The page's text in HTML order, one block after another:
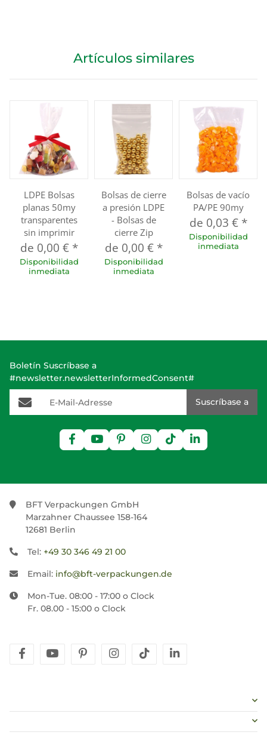
Artículos similares
LDPE Bolsas
planas 50my
transparentes
sin imprimir
de 0,00 € *
Disponibilidad
inmediata
Bolsas de cierre
a presión LDPE
- Bolsas de
cierre Zip
de 0,00 € *
Disponibilidad
inmediata
Bolsas de vacío
PA/PE 90my
de 0,03 € *
Disponibilidad
inmediata
Boletín Suscríbase a
#newsletter.newsletterInformedConsent#
E-Mail-Adresse
Suscríbase a
BFT Verpackungen GmbH
Marzahner Chaussee 158-164
12681 Berlin
Tel: +49 30 346 49 21 00
Email: info@bft-verpackungen.de
Mon-Tue. 08:00 - 17:00 o Clock
Fr. 08.00 - 15:00 o Clock
facebookyoutubepinterestinstagram
tiktok